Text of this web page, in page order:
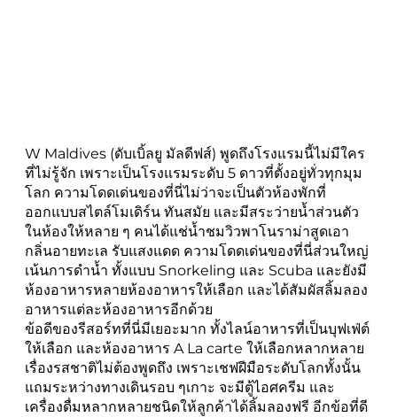
W Maldives (ดับเบิ้ลยู มัลดีฟส์) พูดถึงโรงแรมนี้ไม่มีใคร
ที่ไม่รู้จัก เพราะเป็นโรงแรมระดับ 5 ดาวที่ตั้งอยู่ทั่วทุกมุม
โลก ความโดดเด่นของที่นี่ไม่ว่าจะเป็นตัวห้องพักที่
ออกแบบสไตล์โมเดิร์น ทันสมัย และมีสระว่ายน้ำส่วนตัว
ในห้องให้หลาย ๆ คนได้แช่น้ำชมวิวพาโนราม่าสูดเอา
กลิ่นอายทะเล รับแสงแดด ความโดดเด่นของที่นี่ส่วนใหญ่
เน้นการดำน้ำ ทั้งแบบ Snorkeling และ Scuba และยังมี
ห้องอาหารหลายห้องอาหารให้เลือก และได้สัมผัสลิ้มลอง
อาหารแต่ละห้องอาหารอีกด้วย
ข้อดีของรีสอร์ทที่นี่มีเยอะมาก ทั้งไลน์อาหารที่เป็นบุฟเฟ่ต์
ให้เลือก และห้องอาหาร A La carte ให้เลือกหลากหลาย
เรื่องรสชาติไม่ต้องพูดถึง เพราะเชฟฝีมือระดับโลกทั้งนั้น
แถมระหว่างทางเดินรอบ ๆเกาะ จะมีตู้ไอศครีม และ
เครื่องดื่มหลากหลายชนิดให้ลูกค้าได้ลิ้มลองฟรี อีกข้อที่ดี